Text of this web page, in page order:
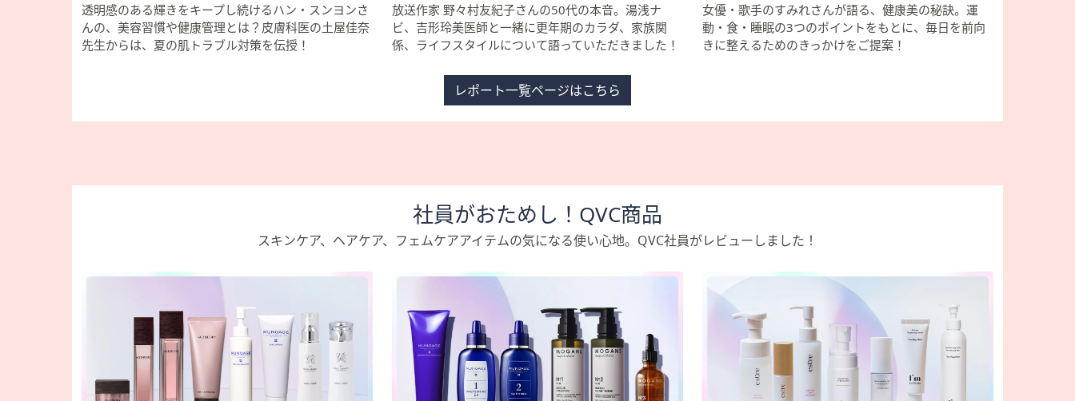
透明感のある輝きをキープし続けるハン・スンヨンさ
んの、美容習慣や健康管理とは？皮膚科医の土屋佳奈
先生からは、夏の肌トラブル対策を伝授！
放送作家 野々村友紀子さんの50代の本音。湯浅ナ
ビ、吉形玲美医師と一緒に更年期のカラダ、家族関
係、ライフスタイルについて語っていただきました！
女優・歌手のすみれさんが語る、健康美の秘訣。運
動・食・睡眠の3つのポイントをもとに、毎日を前向
きに整えるためのきっかけをご提案！
レポート一覧ページはこちら
社員がおためし！QVC商品
スキンケア、ヘアケア、フェムケアアイテムの気になる使い心地。QVC社員がレビューしました！